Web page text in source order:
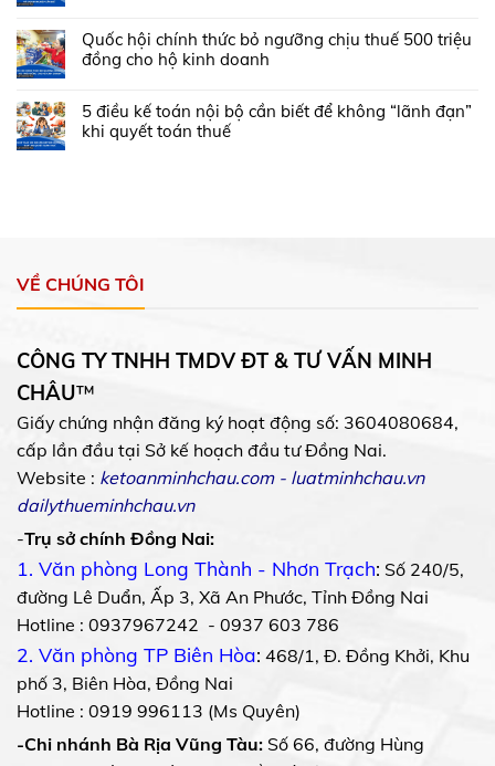
Quốc hội chính thức bỏ ngưỡng chịu thuế 500 triệu
đồng cho hộ kinh doanh
5 điều kế toán nội bộ cần biết để không “lãnh đạn”
khi quyết toán thuế
VỀ CHÚNG TÔI
CÔNG TY TNHH TMDV ĐT & TƯ VẤN MINH
CHÂU™
Giấy chứng nhận đăng ký hoạt động số: 3604080684,
cấp lần đầu tại Sở kế hoạch đầu tư Đồng Nai.
Website : ketoanminhchau.com- luatminhchau.vn
dailythueminhchau.vn
-Trụ sở chính Đồng Nai:
1. Văn phòng Long Thành - Nhơn Trạch: Số 240/5,
đường Lê Duẩn, Ấp 3, Xã An Phước, Tỉnh Đồng Nai
Hotline : 0937967242 - 0937 603 786
2. Văn phòng TP Biên Hòa: 468/1, Đ. Đồng Khởi, Khu
phố 3, Biên Hòa, Đồng Nai
Hotline : 0919 996113 (Ms Quyên)
-Chi nhánh Bà Rịa Vũng Tàu: Số 66, đường Hùng